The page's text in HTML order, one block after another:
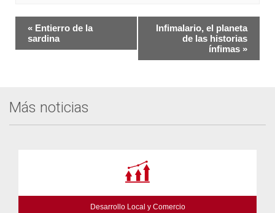
Navegación
del
« Entierro de la
sardina
Infimalario, el planeta
de las historias
ínfimas »
Más noticias
Desarrollo Local y Comercio